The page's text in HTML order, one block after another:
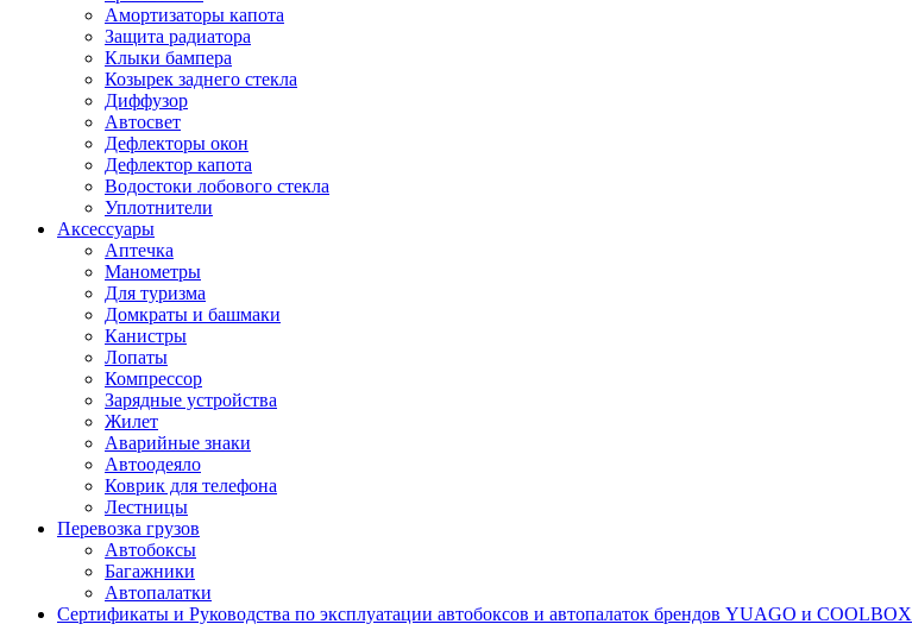
Амортизаторы капота
Защита радиатора
Клыки бампера
Козырек заднего стекла
Диффузор
Автосвет
Дефлекторы окон
Дефлектор капота
Водостоки лобового стекла
Уплотнители
Аксессуары
Аптечка
Манометры
Для туризма
Домкраты и башмаки
Канистры
Лопаты
Компрессор
Зарядные устройства
Жилет
Аварийные знаки
Автоодеяло
Коврик для телефона
Лестницы
Перевозка грузов
Автобоксы
Багажники
Автопалатки
Сертификаты и Руководства по эксплуатации автобоксов и автопалаток брендов YUAGO и COOLBOX